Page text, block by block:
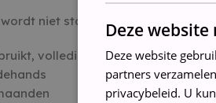
niet standaard meegeleverd
volledig nagelopen,
Deze
Deze website
partners
privacybeleid. U